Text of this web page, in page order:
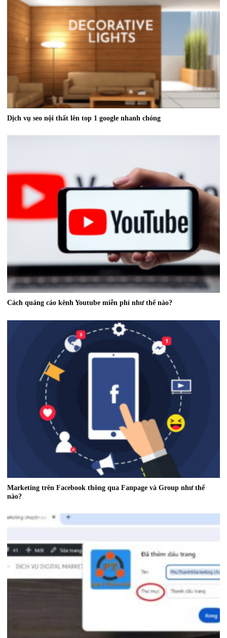
Dịch vụ seo nội thất lên top 1 google nhanh chóng
Cách quảng cáo kênh Youtube miễn phí như thế nào?
Marketing trên Facebook thông qua Fanpage và Group như thế
nào?